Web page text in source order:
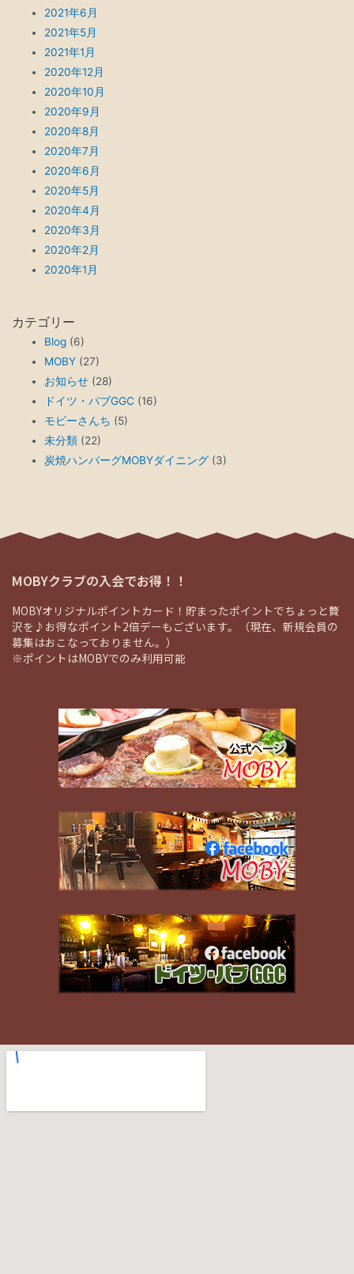
2021年6月
2021年5月
2021年1月
2020年12月
2020年10月
2020年9月
2020年8月
2020年7月
2020年6月
2020年5月
2020年4月
2020年3月
2020年2月
2020年1月
カテゴリー
Blog (6)
MOBY (27)
お知らせ (28)
ドイツ・パブGGC (16)
モビーさんち (5)
未分類 (22)
炭焼ハンバーグMOBYダイニング (3)
MOBYクラブの入会でお得！！
MOBYオリジナルポイントカード！貯まったポイントでちょっと贅
沢を♪お得なポイント2倍デーもございます。（現在、新規会員の
募集はおこなっておりません。）
※ポイントはMOBYでのみ利用可能